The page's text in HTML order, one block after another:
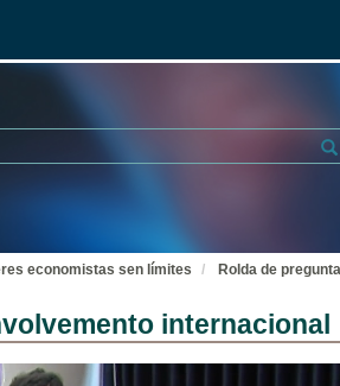
economistas sen límites Rolda de
internacional